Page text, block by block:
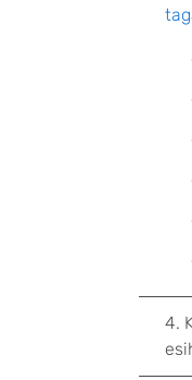
4.